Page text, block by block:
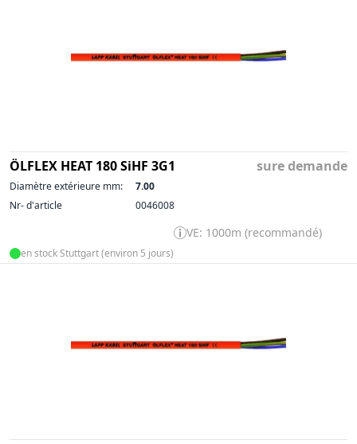
ÖLFLEX HEAT 180 SiHF 3G1 sure demande
Diamètre extérieure mm:
7.00
Nr- d'article
0046008
VE: 1000m (recommandé)
en stock Stuttgart (environ 5 jours)